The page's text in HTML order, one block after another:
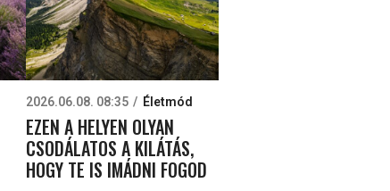
2026.06.08. 08:35 Életmód
EZEN A HELYEN OLYAN
CSODÁLATOS A KILÁTÁS,
HOGY TE IS IMÁDNI FOGOD